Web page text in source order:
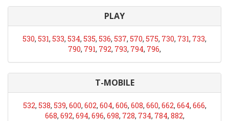
PLAY
530, 531, 533, 534, 535, 536, 537, 570, 575, 730, 731, 733,
790, 791, 792, 793, 794, 796,
T-MOBILE
532, 538, 539, 600, 602, 604, 606, 608, 660, 662, 664, 666,
668, 692, 694, 696, 698, 728, 734, 784, 882,